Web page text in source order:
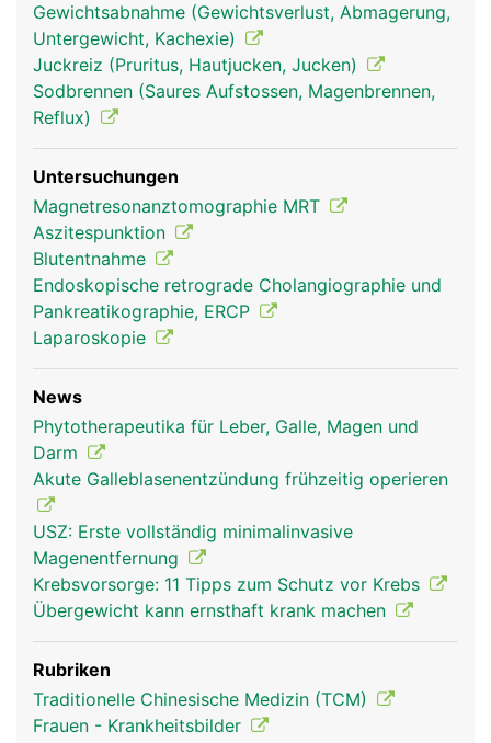
Gewichtsabnahme (Gewichtsverlust, Abmagerung,
Untergewicht, Kachexie)
Juckreiz (Pruritus, Hautjucken, Jucken)
Sodbrennen (Saures Aufstossen, Magenbrennen,
Reflux)
Untersuchungen
Magnetresonanztomographie MRT
Aszitespunktion
Blutentnahme
Endoskopische retrograde Cholangiographie und
Pankreatikographie, ERCP
Laparoskopie
News
Phytotherapeutika für Leber, Galle, Magen und
Darm
Akute Galleblasenentzündung frühzeitig operieren
USZ: Erste vollständig minimalinvasive
Magenentfernung
Krebsvorsorge: 11 Tipps zum Schutz vor Krebs
Übergewicht kann ernsthaft krank machen
Rubriken
Traditionelle Chinesische Medizin (TCM)
Frauen - Krankheitsbilder